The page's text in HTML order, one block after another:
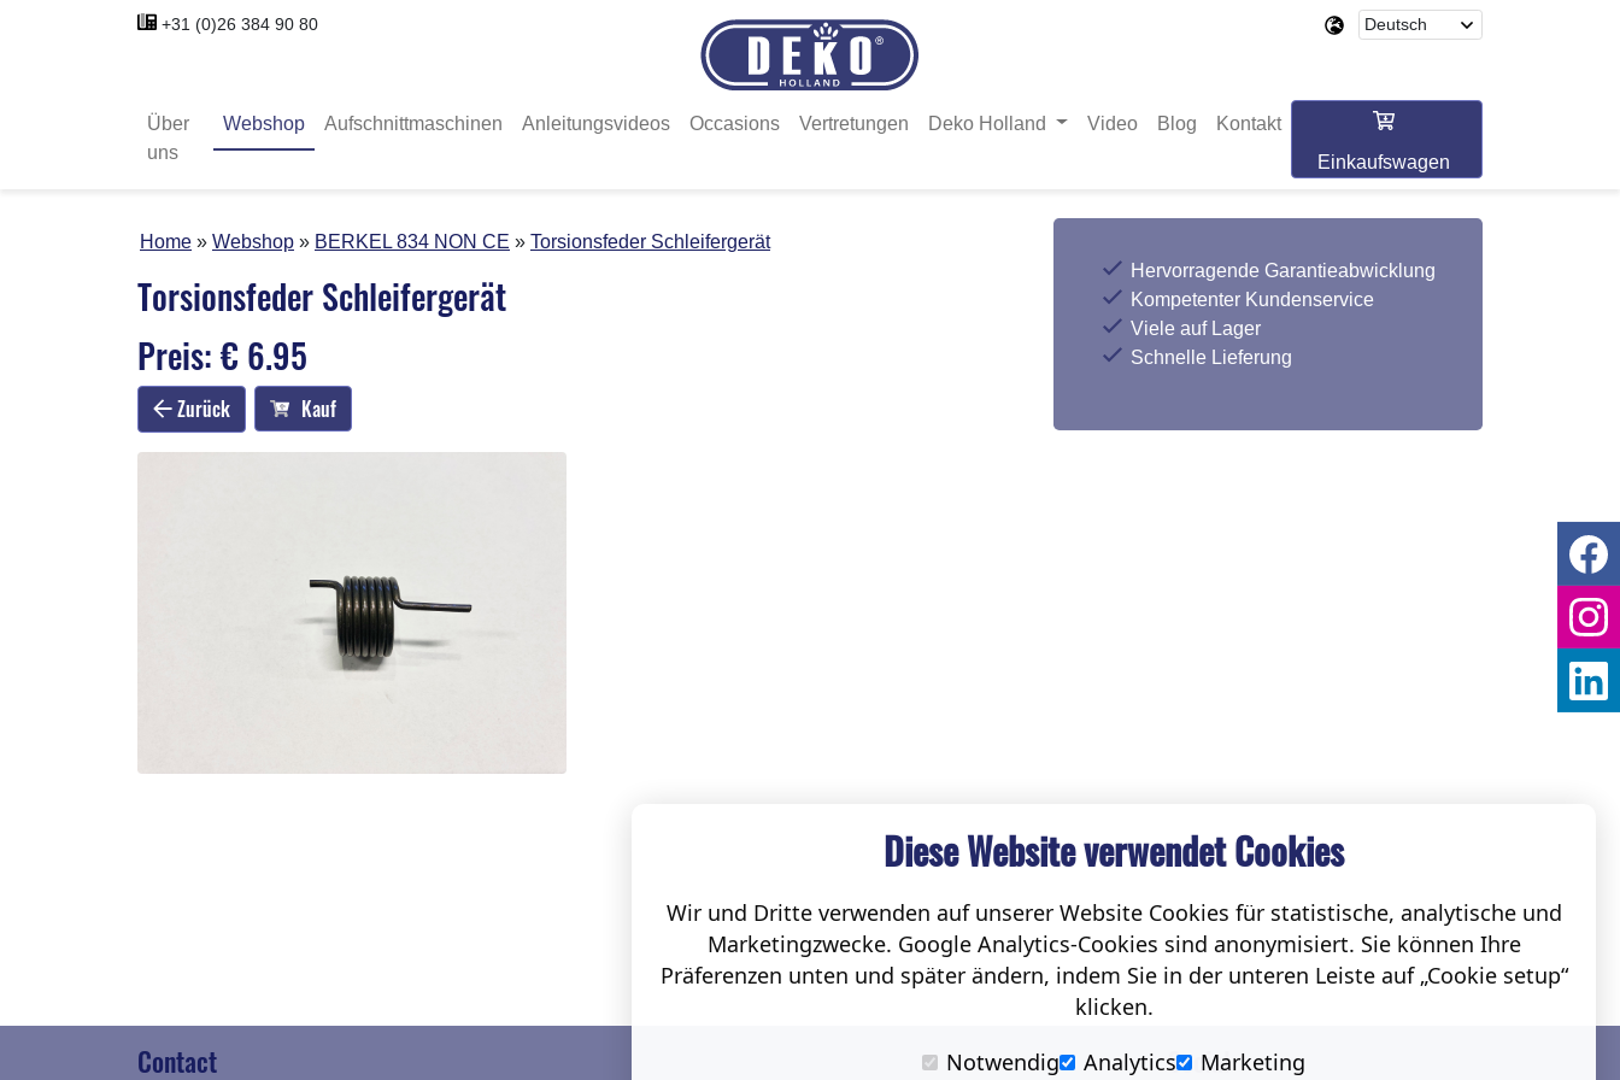
+31 (0)26 384 90 80
Über
uns
Webshop Aufschnittmaschinen Anleitungsvideos Occasions Vertretungen Deko Holland Video Blog
Kontakt
Einkaufswagen
Home Webshop BERKEL 834 NON CE Torsionsfeder Schleifergerät
Torsionsfeder Schleifergerät
Preis: € 6.95
Zurück Kauf
Hervorragende Garantieabwicklung
Kompetenter Kundenservice
Viele auf Lager
Schnelle Lieferung
Contact Social
Diese Website verwendet Cookies
Wir und Dritte verwenden auf unserer Website Cookies für statistische, analytische und
Marketingzwecke. Google Analytics-Cookies sind anonymisiert. Sie können Ihre
Präferenzen unten und später ändern, indem Sie in der unteren Leiste auf „Cookie setup“
klicken.
Notwendig
Analytics Marketing